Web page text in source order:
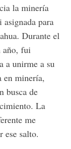
la minería
asignada para
Durante el
año, fui
a unirme a su
en minería,
busca de
La
me
ese salto.